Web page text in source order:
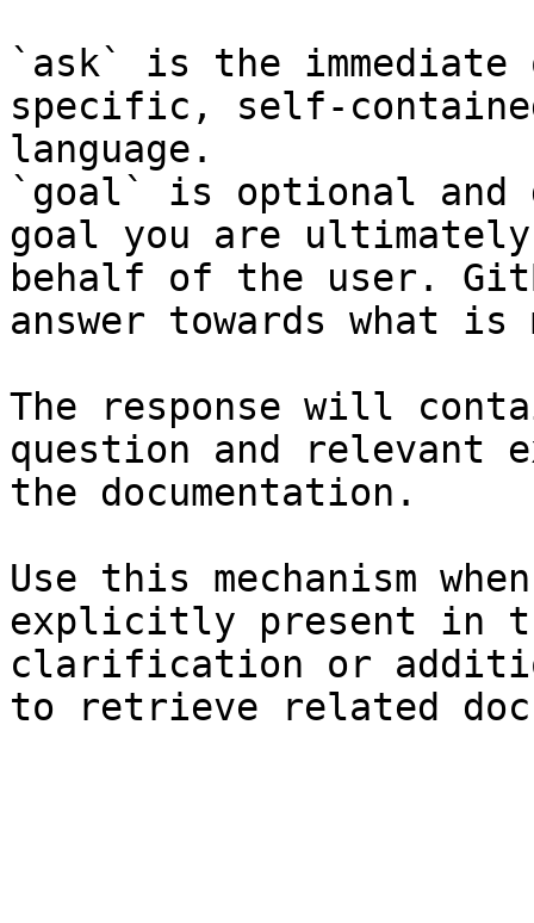
`ask` is the
specific, self-
language.
`goal` is optional and
goal you are
behalf of the user.
answer towards what
The response will
question and relevant
the documentation.
Use this mechanism
explicitly present in
clarification or